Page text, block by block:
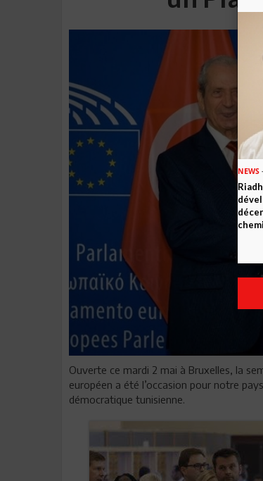
Ouverte ce mardi 2 mai à Bruxelles, la
européen a été l’occasion pour notre
démocratique tunisienne.
NEWS